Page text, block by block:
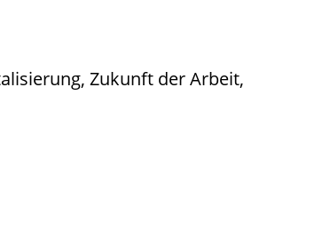
Zukunft der Arbeit,